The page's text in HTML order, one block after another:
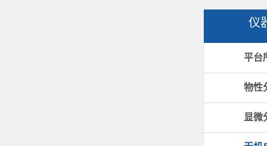
仪
平台
物性
显微